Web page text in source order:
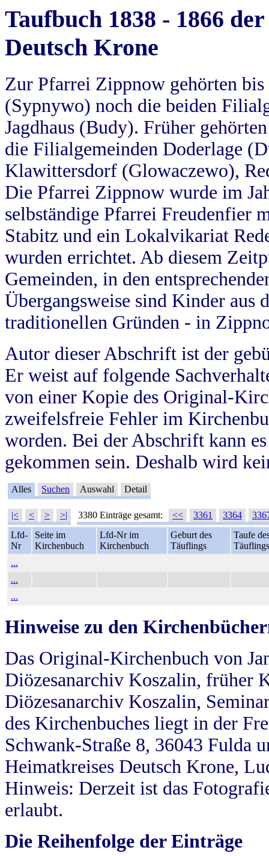
Taufbuch 1838 - 1866
Deutsch Krone
Zur Pfarrei Zippnow gehörten
(Sypnywo) noch die beiden
Jagdhaus (Budy). Früher
die Filialgemeinden Doderlage
Klawittersdorf (Glowaczewo),
Die Pfarrei Zippnow wurde im
selbständige Pfarrei Freudenfier
Stabitz und ein Lokalvikariat
wurden errichtet. Ab diesem
Gemeinden, in den
Übergangsweise sind Kinder aus
traditionellen Gründen - in
Autor dieser Abschrift ist der
Er weist auf folgende
von einer Kopie des Original-
zweifelsfreie Fehler im
worden. Bei der Abschrift kann
gekommen sein. Deshalb wird
Alles Suchen Auswahl Detail
|< < > >| 3380 Einträge gesamt: << 3361 3364
Lfd-
Nr
Seite im
Kirchenbuch
Lfd-Nr im
Kirchenbuch
Geburt des
Täuflings
Taufe
Täuflings
...
...
...
Hinweise zu den
Das Original-Kirchenbuch von
Diözesanarchiv Koszalin, früher
Diözesanarchiv Koszalin,
des Kirchenbuches liegt in der
Schwank-Straße 8, 36043 Fulda
Heimatkreises Deutsch Krone,
Hinweis: Derzeit ist das
erlaubt.
Die Reihenfolge der Einträge